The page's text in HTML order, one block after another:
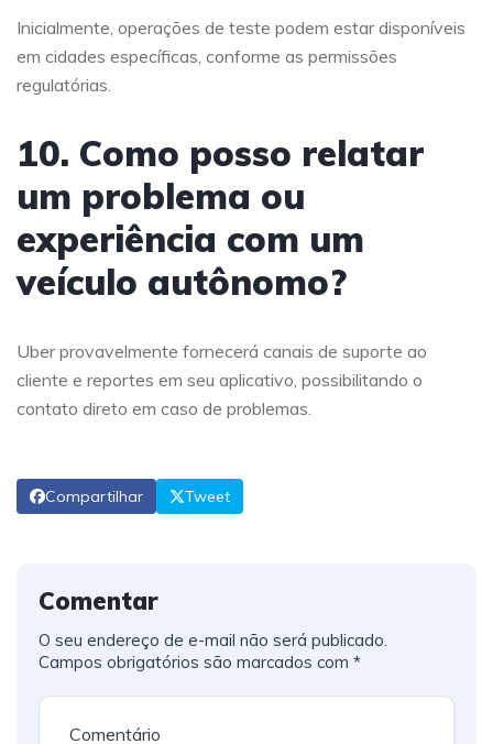
Inicialmente, operações de teste podem estar disponíveis
em cidades específicas, conforme as permissões
regulatórias.
10. Como posso relatar
um problema ou
experiência com um
veículo autônomo?
Uber provavelmente fornecerá canais de suporte ao
cliente e reportes em seu aplicativo, possibilitando o
contato direto em caso de problemas.
Compartilhar Tweet
Comentar
O seu endereço de e-mail não será publicado.
Campos obrigatórios são marcados com *